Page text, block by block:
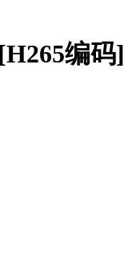
编码